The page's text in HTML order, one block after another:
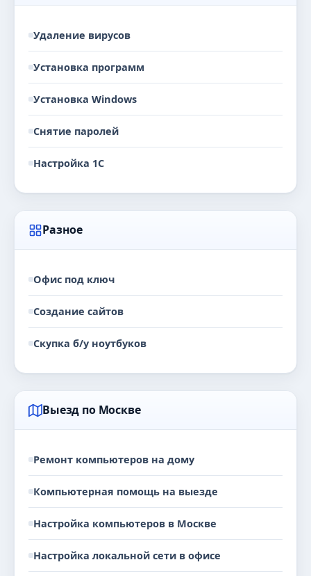
Удаление вирусов
Установка программ
Установка Windows
Снятие паролей
Настройка 1С
Разное
Офис под ключ
Создание сайтов
Скупка б/у ноутбуков
Выезд по Москве
Ремонт компьютеров на дому
Компьютерная помощь на выезде
Настройка компьютеров в Москве
Настройка локальной сети в офисе